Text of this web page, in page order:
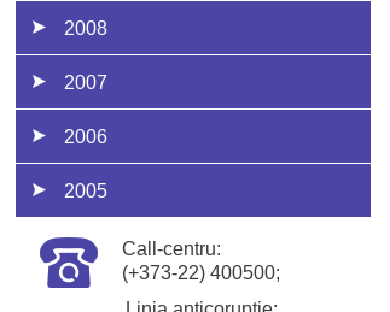
2008
2007
2006
2005
Call-centru:
(+373-22) 400500;